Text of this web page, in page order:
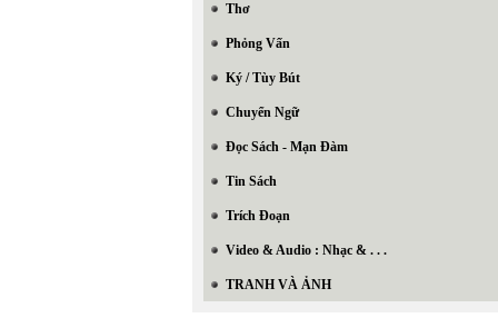
Thơ
Phỏng Vấn
Ký / Tùy Bút
Chuyển Ngữ
Đọc Sách - Mạn Đàm
Tin Sách
Trích Đoạn
Video & Audio : Nhạc & . . .
TRANH VÀ ẢNH